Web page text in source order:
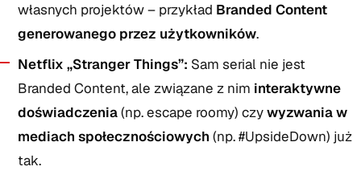
własnych projektów – przykład Branded Content
generowanego przez użytkowników.
Netflix „Stranger Things”: Sam serial nie jest
Branded Content, ale związane z nim interaktywne
doświadczenia(np. escape roomy) czywyzwania w
mediach społecznościowych (np. #UpsideDown) już
tak.